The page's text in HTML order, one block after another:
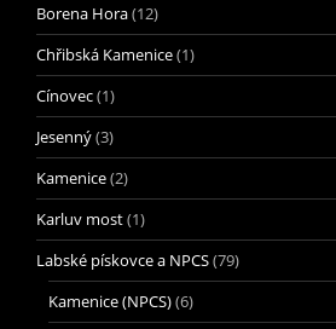
Borena Hora(12)
Chřibská Kamenice(1)
Cínovec(1)
Jesenný(3)
Kamenice(2)
Karluv most(1)
Labské pískovce a NPCS(79)
Kamenice (NPCS)(6)